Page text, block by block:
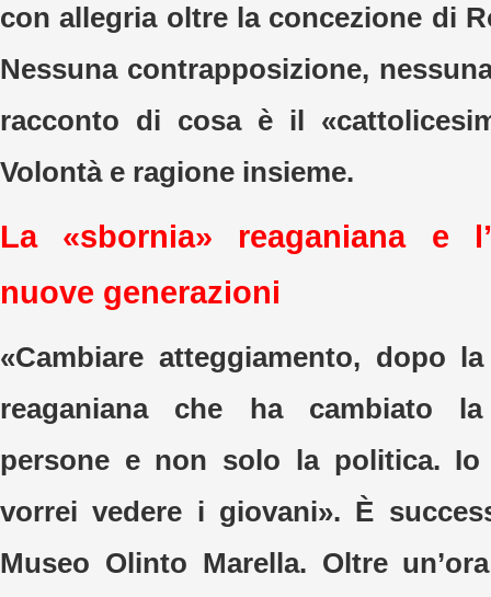
con allegria oltre la concezione di
Nessuna contrapposizione,
racconto di cosa è il
Volontà e ragione insieme.
La «sbornia» reaganiana e
nuove generazioni
«Cambiare atteggiamento, dopo
reaganiana che ha cambiato
persone e non solo la politica. Io
vorrei vedere i giovani». È
Museo Olinto Marella. Oltre